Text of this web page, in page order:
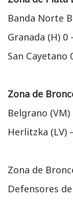
Banda Norte
Granada (H) 0
San Cayetano
Zona de
Belgrano (VM)
Herlitzka (LV)
Zona de
Defensores